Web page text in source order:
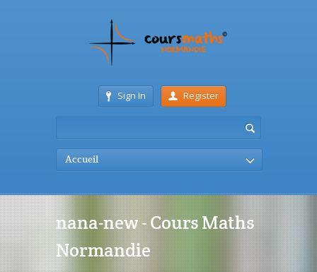
Sign In Register
Accueil
nana-new - Cours Maths
Normandie